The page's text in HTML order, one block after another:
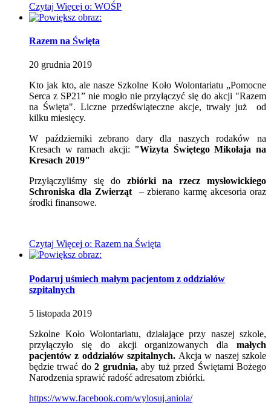
Czytaj Więcej o: WOŚP
Razem na Święta
20 grudnia 2019
Kto jak kto, ale nasze Szkolne Koło Wolontariatu „Pomocne
Serca z SP21” nie mogło nie przyłączyć się do akcji "Razem
na Święta". Liczne przedświąteczne akcje, trwały już od
kilku miesięcy.
W październiki zebrano dary dla naszych rodaków na
Kresach w ramach akcji: "Wizyta Świętego Mikołaja na
Kresach 2019"
Przyłączyliśmy się do zbiórki na rzecz mysłowickiego
Schroniska dla Zwierząt– zbierano karmę akcesoria oraz
środki finansowe.
Czytaj Więcej o: Razem na Święta
Podaruj uśmiech małym pacjentom z oddziałów
szpitalnych
5 listopada 2019
Szkolne Koło Wolontariatu, działające przy naszej szkole,
przyłączyło się do akcji organizowanych dla małych
pacjentów z oddziałów szpitalnych. Akcja w naszej szkole
będzie trwać do2 grudnia,aby tuż przed Świętami Bożego
Narodzenia sprawić radość adresatom zbiórki.
https://www.facebook.com/wylosuj.aniola/